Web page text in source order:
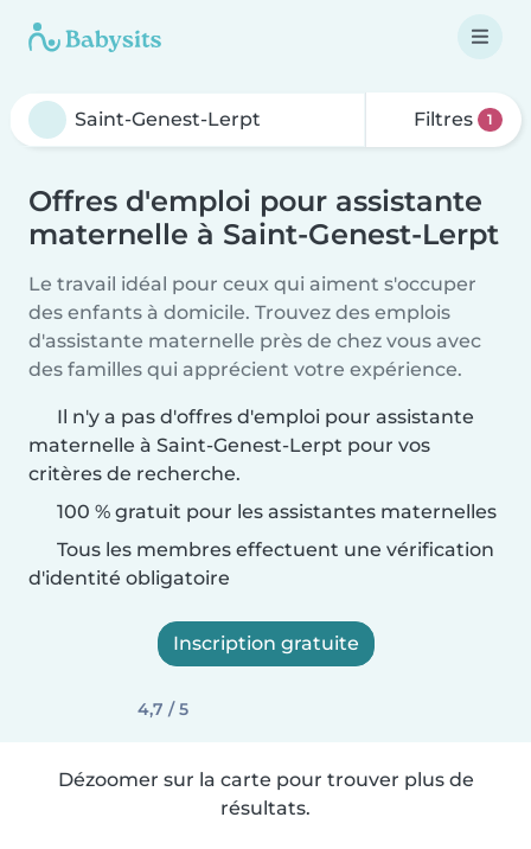
Filtres 1
Offres d'emploi pour assistante
maternelle à Saint-Genest-Lerpt
Le travail idéal pour ceux qui aiment s'occuper
des enfants à domicile. Trouvez des emplois
d'assistante maternelle près de chez vous avec
des familles qui apprécient votre expérience.
Il n'y a pas d'offres d'emploi pour assistante
maternelle à Saint-Genest-Lerpt pour vos
critères de recherche.
100 % gratuit pour les assistantes maternelles
Tous les membres effectuent une vérification
d'identité obligatoire
Inscription gratuite
4,7 / 5
Dézoomer sur la carte pour trouver plus de
résultats.